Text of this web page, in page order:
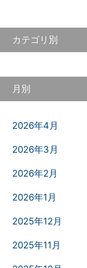
カテゴリ別
月別
2026年4月
2026年3月
2026年2月
2026年1月
2025年12月
2025年11月